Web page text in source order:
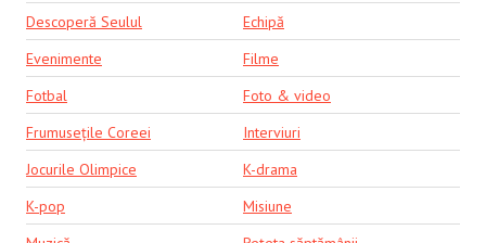
Descoperă Seulul
Echipă
Evenimente
Filme
Fotbal
Foto & video
Frumusețile Coreei
Interviuri
Jocurile Olimpice
K-drama
K-pop
Misiune